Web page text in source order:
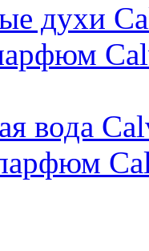
духи
вода